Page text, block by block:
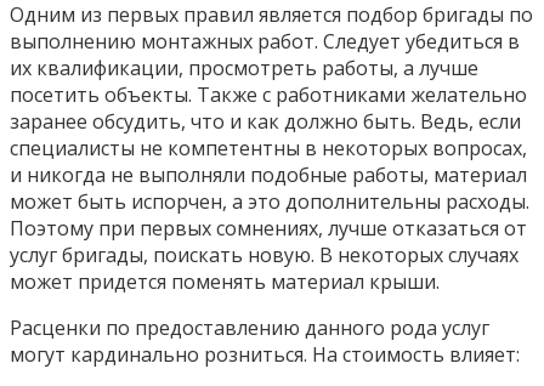
Одним из первых правил является подбор бригады по
выполнению монтажных работ. Следует убедиться в
их квалификации, просмотреть работы, а лучше
посетить объекты. Также с работниками желательно
заранее обсудить, что и как должно быть. Ведь, если
специалисты не компетентны в некоторых вопросах,
и никогда не выполняли подобные работы, материал
может быть испорчен, а это дополнительны расходы.
Поэтому при первых сомнениях, лучше отказаться от
услуг бригады, поискать новую. В некоторых случаях
может придется поменять материал крыши.
Расценки по предоставлению данного рода услуг
могут кардинально розниться. На стоимость влияет: